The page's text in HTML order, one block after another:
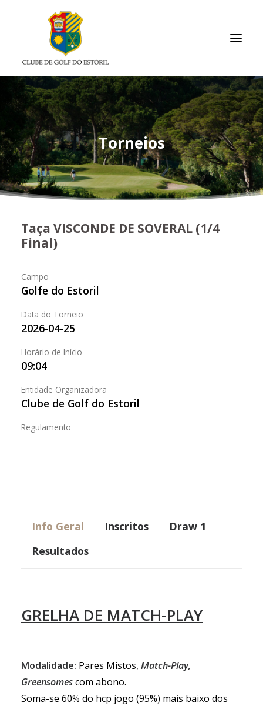
INÍCIO
O CLUBE
ASSOCIADOS / RESULTADOS
TORNEIOS
ACADEMIA
LINKS ÚTEIS
Torneios
Taça VISCONDE DE SOVERAL (1/4
Final)
Campo
Golfe do Estoril
Data do Torneio
2026-04-25
Horário de Início
09:04
Entidade Organizadora
Clube de Golf do Estoril
Regulamento
Info Geral Inscritos
Draw 1
Resultados
GRELHA DE MATCH-PLAY
Modalidade: Pares Mistos, Match-Play,
Greensomescom abono.
Soma-se 60% do hcp jogo (95%) mais baixo dos